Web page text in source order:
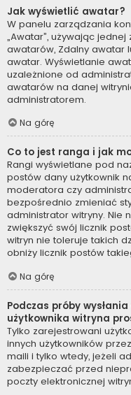
Jak wyświetlić awatar?
W panelu zarządzania
„Awatar”, używając
awatarów, Zdalny awatar
awatar. Wyświetlanie
uzależnione od
awatarów na danej
administratorem.
Na górę
Co to jest ranga i jak
Rangi wyświetlane pod
postów dany użytkownik
moderatora czy
bezpośrednio zmieniać
administrator witryny. Nie
zwiększyć swój licznik
witryn nie toleruje takich
obniży licznik postów
Na górę
Podczas próby
użytkownika witryna
Tylko zarejestrowani
innych użytkowników
maili i tylko wtedy, jeżeli
zabezpieczać przed
poczty elektronicznej